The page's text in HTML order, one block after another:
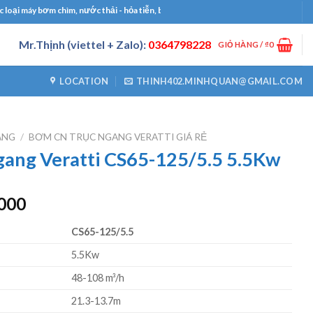
bơm chìm, nước thải - hỏa tiễn, bơm công nghiệp, bơm định lượng, máy thổi
Mr.Thịnh (viettel + Zalo): 0364798228 GIỎ HÀNG /₫0
LOCATION THINH402.MINHQUAN@GMAIL.COM
/ BƠM CN TRỤC NGANG VERATTI GIÁ RẺ
Veratti CS65-125/5.5 5.5Kw
Giá
₫9825000.
CS65-125/5.5
5.5Kw
48-108 m³/h
21.3-13.7m